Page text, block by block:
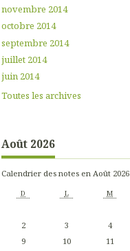
novembre 2014
octobre 2014
septembre 2014
juillet 2014
juin 2014
Toutes les archives
Août 2026
Calendrier des notes en Août 2026
D L M
2
3 4
9
10 11